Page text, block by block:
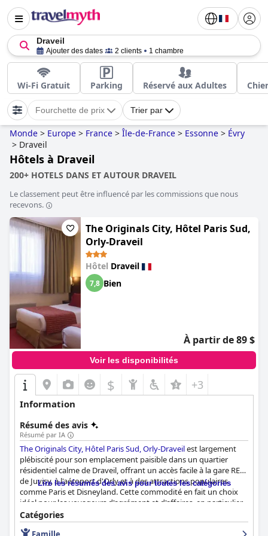
Draveil
Ajouter des dates 2 clients 1 chambre
Wi-Fi Gratuit Parking Réservé aux Adultes
Fourchette de prix Trier par
Monde > Europe > France > Île-de-France > Essonne > Évry
> Draveil
Hôtels à Draveil
200+ HOTELS DANS ET AUTOUR DRAVEIL
Le classement peut être influencé par les commissions que nous
recevons.
The Originals City, Hôtel Paris Sud,
Orly-Draveil
Hôtel Draveil
7,8 Bien
À partir de 89 $
Voir les disponibilités
$ +3
Information
Résumé des avis
Résumé par IA
The Originals City, Hôtel Paris Sud, Orly-Draveilest largement
plébiscité pour son emplacement paisible dans un quartier
résidentiel calme de Draveil, offrant un accès facile à la gare RER
de Juvisy, à l'aéroport d'Orly et à des attractions populaires
comme Paris et Disneyland. Cette commodité en fait un choix
idéal pour les voyageurs d'agrément et d'affaires, en particulier
ceux qui recherchent un environnement calme et relaxant après
une journée bien remplie.
Lire les résumés des avis pour toutes les catégories
Catégories